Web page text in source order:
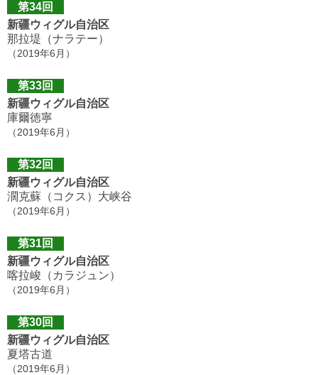
第34回
新疆ウィグル自治区
那拉堤（ナラテー）
（2019年6月）
第33回
新疆ウィグル自治区
庫爾徳寧
（2019年6月）
第32回
新疆ウィグル自治区
濶克蘇（コクス）大峡谷
（2019年6月）
第31回
新疆ウィグル自治区
喀拉峻（カラジュン）
（2019年6月）
第30回
新疆ウィグル自治区
夏塔古道
（2019年6月）